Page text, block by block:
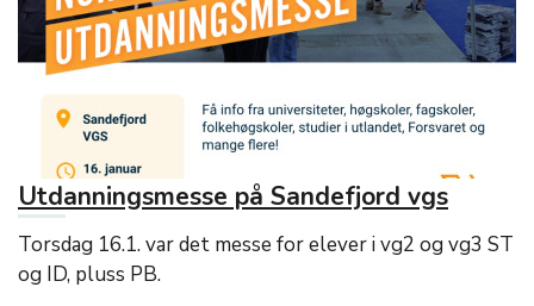
Utdanningsmesse på Sandefjord vgs
Torsdag 16.1. var det messe for elever i vg2 og vg3 ST
og ID, pluss PB.